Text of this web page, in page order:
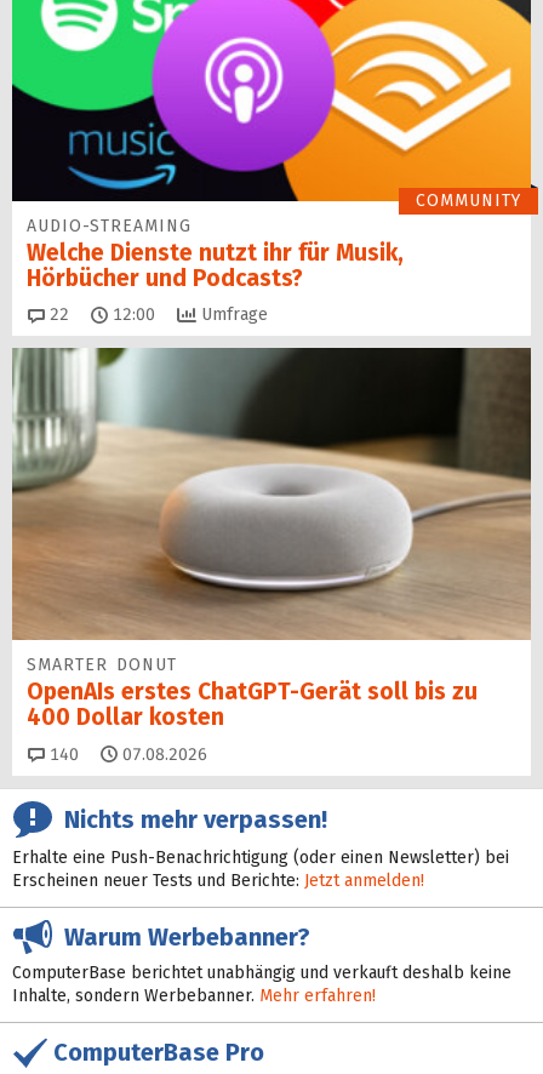
COMMUNITY
AUDIO-STREAMING
Welche Dienste nutzt ihr für Musik,
Hörbücher und Podcasts?
22 Kommentare
12:00 Umfrage
SMARTER DONUT
OpenAIs erstes ChatGPT-Gerät soll bis zu
400 Dollar kosten
140 Kommentare
07.08.2026
Nichts mehr verpassen!
Erhalte eine Push-Benachrichtigung (oder einen Newsletter) bei
Erscheinen neuer Tests und Berichte: Jetzt anmelden!
Warum Werbebanner?
ComputerBase berichtet unabhängig und verkauft deshalb keine
Inhalte, sondern Werbebanner. Mehr erfahren!
ComputerBase Pro